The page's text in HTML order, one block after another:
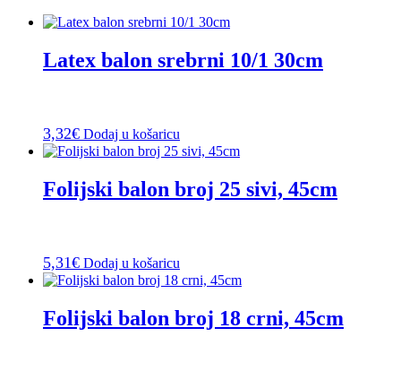
Latex balon srebrni 10/1 30cm
3,32€ Dodaj u košaricu
Folijski balon broj 25 sivi, 45cm
5,31€ Dodaj u košaricu
Folijski balon broj 18 crni, 45cm